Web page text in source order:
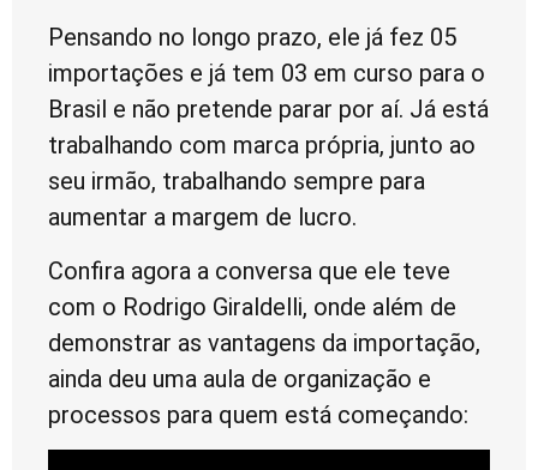
Pensando no longo prazo, ele já fez 05
importações e já tem 03 em curso para o
Brasil e não pretende parar por aí. Já está
trabalhando com marca própria, junto ao
seu irmão, trabalhando sempre para
aumentar a margem de lucro.
Confira agora a conversa que ele teve
com o Rodrigo Giraldelli, onde além de
demonstrar as vantagens da importação,
ainda deu uma aula de organização e
processos para quem está começando: